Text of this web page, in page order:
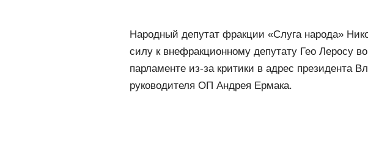
Народный депутат фракции «Слуга народа»
силу к внефракционному депутату Гео Леросу
парламенте из-за критики в адрес президента
руководителя ОП Андрея Ермака.